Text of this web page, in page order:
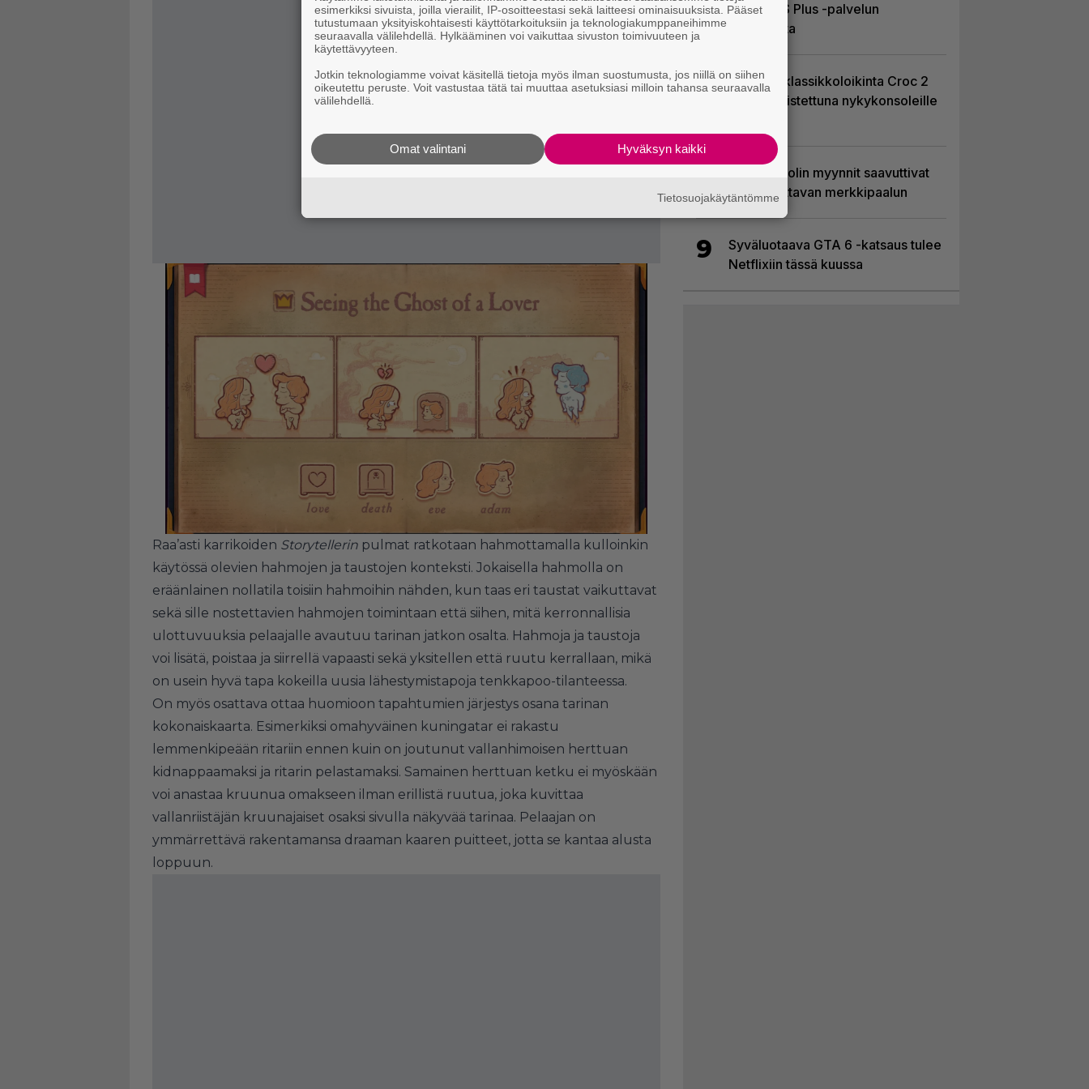
Raa’asti karrikoiden Storytellerin pulmat ratkotaan hahmottamalla kulloinkin
käytössä olevien hahmojen ja taustojen konteksti. Jokaisella hahmolla on
eräänlainen nollatila toisiin hahmoihin nähden, kun taas eri taustat vaikuttavat
sekä sille nostettavien hahmojen toimintaan että siihen, mitä kerronnallisia
ulottuvuuksia pelaajalle avautuu tarinan jatkon osalta. Hahmoja ja taustoja
voi lisätä, poistaa ja siirrellä vapaasti sekä yksitellen että ruutu kerrallaan, mikä
on usein hyvä tapa kokeilla uusia lähestymistapoja tenkkapoo-tilanteessa.
On myös osattava ottaa huomioon tapahtumien järjestys osana tarinan
kokonaiskaarta. Esimerkiksi omahyväinen kuningatar ei rakastu
lemmenkipeään ritariin ennen kuin on joutunut vallanhimoisen herttuan
kidnappaamaksi ja ritarin pelastamaksi. Samainen herttuan ketku ei myöskään
voi anastaa kruunua omakseen ilman erillistä ruutua, joka kuvittaa
vallanriistäjän kruunajaiset osaksi sivulla näkyvää tarinaa. Pelaajan on
ymmärrettävä rakentamansa draaman kaaren puitteet, jotta se kantaa alusta
loppuun.
kuussa PS Plus -palvelun
tarjonnasta
7
PS1-ajan klassikkoloikinta Croc 2
palaa uudistettuna nykykonsoleille
PS5-konsolin myynnit saavuttivat
kunnioitettavan merkkipaalun
9
Syväluotaava GTA 6 -katsaus tulee
Netflixiin tässä kuussa
esimerkiksi sivuista, joilla vierailit, IP-osoitteestasi sekä laitteesi ominaisuuksista. Pääset
tutustumaan yksityiskohtaisesti käyttötarkoituksiin ja teknologiakumppaneihimme
seuraavalla välilehdellä. Hylkääminen voi vaikuttaa sivuston toimivuuteen ja
käytettävyyteen.
Jotkin teknologiamme voivat käsitellä tietoja myös ilman suostumusta, jos niillä on siihen
oikeutettu peruste. Voit vastustaa tätä tai muuttaa asetuksiasi milloin tahansa seuraavalla
välilehdellä.
Hyväksyn kaikki
Omat valintani
Tietosuojakäytäntömme